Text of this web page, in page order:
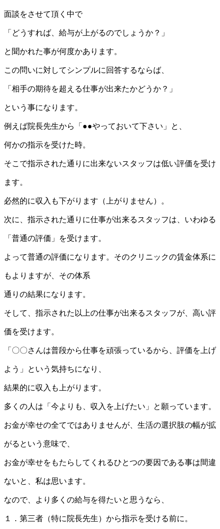
面談をさせて頂く中で
「どうすれば、給与が上がるのでしょうか？」
と聞かれた事が何度かあります。
この問いに対してシンプルに回答するならば、
「相手の期待を超える仕事が出来たかどうか？」
という事になります。
例えば院長先生から「●●やっておいて下さい」と、
何かの指示を受けた時。
そこで指示された通りに出来ないスタッフは低い評価を受け
ます。
必然的に収入も下がります（上がりません）。
次に、指示された通りに仕事が出来るスタッフは、いわゆる
「普通の評価」を受けます。
よって普通の評価になります。そのクリニックの賃金体系に
もよりますが、その体系
通りの結果になります。
そして、指示された以上の仕事が出来るスタッフが、高い評
価を受けます。
「〇〇さんは普段から仕事を頑張っているから、評価を上げ
よう」という気持ちになり、
結果的に収入も上がります。
多くの人は「今よりも、収入を上げたい」と願っています。
お金が幸せの全てではありませんが、生活の選択肢の幅が拡
がるという意味で、
お金が幸せをもたらしてくれるひとつの要因である事は間違
ないと、私は思います。
なので、より多くの給与を得たいと思うなら、
１．第三者（特に院長先生）から指示を受ける前に。